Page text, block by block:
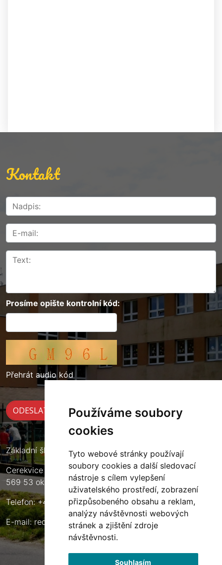
Používáme soubory
cookies
Tyto webové stránky používají
soubory cookies a další sledovací
nástroje s cílem vylepšení
uživatelského prostředí, zobrazení
přizpůsobeného obsahu a reklam,
analýzy návštěvnosti webových
stránek a zjištění zdroje
návštěvnosti.
Souhlasím
Kontakt
Prosíme opište kontrolní kód:
Přehrát audio kód
Základní škola Cerekvice nad Loučnou
Cerekvice nad Loučnou 135
569 53 okres Svitavy
Telefon: +420 461 633 140
E-mail:reditel@zscerekvice.cz